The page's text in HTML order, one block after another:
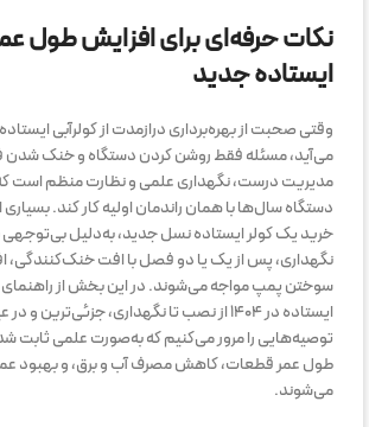
نکات حرفه‌ای برای افزایش طول
ایستاده جدید
وقتی صحبت از بهره‌برداری درازمدت از کولرآبی
می‌آید، مسئله فقط روشن کردن دستگاه و خنک شدن
مدیریت درست، نگهداری علمی و نظارت منظم است
دستگاه سال‌ها با همان راندمان اولیه کار کند. بسیاری
خرید یک کولر ایستاده نسل جدید، به‌دلیل
نگهداری، پس از یک یا دو فصل با افت خنک‌کنندگی،
سوختن پمپ مواجه می‌شوند. در این بخش از راهنمای
ایستاده در ۱۴۰۴ از نصب تا نگهداری،
توصیه‌هایی را مرور می‌کنیم که به‌صورت علمی ثابت
طول عمر قطعات، کاهش مصرف آب و برق، و بهبود
می‌شوند.